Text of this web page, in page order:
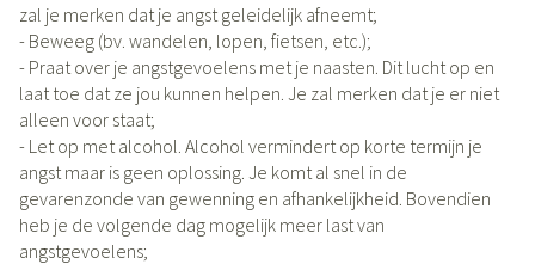
zal je merken dat je angst geleidelijk afneemt;
- Beweeg (bv. wandelen, lopen, fietsen, etc.);
- Praat over je angstgevoelens met je naasten. Dit lucht op en
laat toe dat ze jou kunnen helpen. Je zal merken dat je er niet
alleen voor staat;
- Let op met alcohol. Alcohol vermindert op korte termijn je
angst maar is geen oplossing. Je komt al snel in de
gevarenzonde van gewenning en afhankelijkheid. Bovendien
heb je de volgende dag mogelijk meer last van
angstgevoelens;